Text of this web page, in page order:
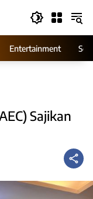
Entertainment
Sajikan